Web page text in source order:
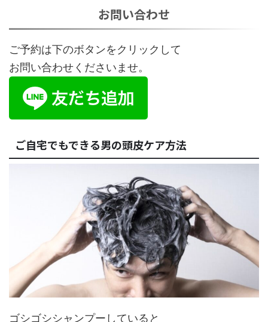
お問い合わせ
ご予約は下のボタンをクリックして
お問い合わせくださいませ。
ご自宅でもできる男の頭皮ケア方法
ゴシゴシシャンプーしていると